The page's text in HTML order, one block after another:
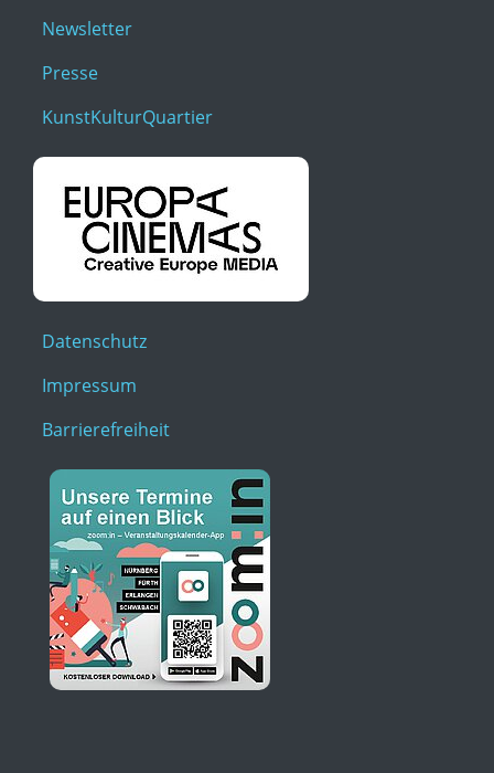
Newsletter
Presse
KunstKulturQuartier
Datenschutz
Impressum
Barrierefreiheit